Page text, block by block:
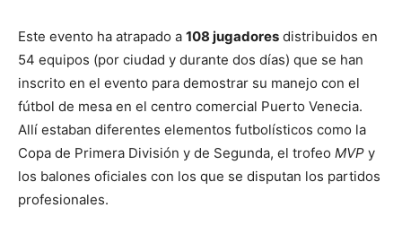
Este evento ha atrapado a 108 jugadores distribuidos en
54 equipos (por ciudad y durante dos días) que se han
inscrito en el evento para demostrar su manejo con el
fútbol de mesa en el centro comercial Puerto Venecia.
Allí estaban diferentes elementos futbolísticos como la
Copa de Primera División y de Segunda, el trofeo MVP y
los balones oficiales con los que se disputan los partidos
profesionales.